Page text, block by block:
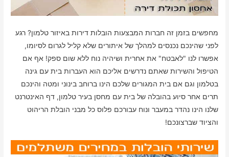
מחפשים בזמן זה חברות המבצעות הובלות דירות באיזור טלמון? רגע
לפני שהינכם נכנסים למהלך של איתורים שלא קליל לגרום לסיומו,
אפשרו לנו "לאבטח" את אחרית ושיהיה נוח ללא שום ספק! אף אם
הטיפול והשירות שאתם נדרשים אליכם הוא העברות בית עם גינה
בטלמון וגם אם בית המגורים שלכם הינו ברוחב בינוני ומטה והינכם
תרים אחר סיוע בהובלה של בית עם מחסן בעיר טלמון, דף האינטרנט
שלנו הינו נהדר במעבר ונוח עבורכם פלוס כל מבני הובלת הריהוט
והציוד שברצונכם!